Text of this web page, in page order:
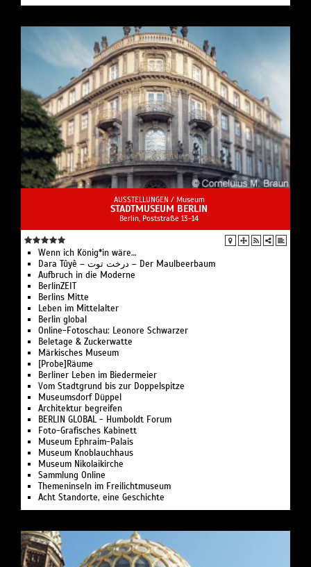
AUSSTELLUNGEN / Museum
STADTMUSEUM BERLIN
Berlin, Poststraße 13-14
Wenn ich König*in wäre…
Dara Tûyê – درخت توت – Der Maulbeerbaum
Aufbruch in die Moderne
BerlinZEIT
Berlins Mitte
Leben im Mittelalter
Berlin global
Online-Fotoschau: Leonore Schwarzer
Beletage & Zuckerwatte
Märkisches Museum
[Probe]Räume
Berliner Leben im Biedermeier
Vom Stadtgrund bis zur Doppelspitze
Museumsdorf Düppel
Architektur begreifen
BERLIN GLOBAL - Humboldt Forum
Foto-Grafisches Kabinett
Museum Ephraim-Palais
Museum Knoblauchhaus
Museum Nikolaikirche
Sammlung Online
Themeninseln im Freilichtmuseum
Acht Standorte, eine Geschichte